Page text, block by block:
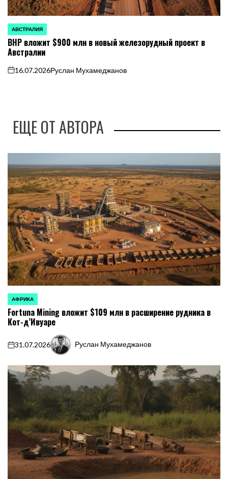
ОПУБЛИКОВАНО
В
АВСТРАЛИЯ
BHP вложит $900 млн в новый железорудный проект в
Австралии
on
16.07.2026Руслан Мухамеджанов
ЕЩЕ ОТ АВТОРА
ОПУБЛИКОВАНО
В
АФРИКА
Fortuna Mining вложит $109 млн в расширение рудника в
Кот-д’Ивуаре
on
31.07.2026
Запись
Руслан Мухамеджанов